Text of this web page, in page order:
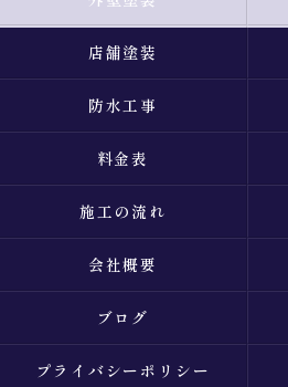
店舗塗装
防水工事
料金表
施工の流れ
会社概要
ブログ
プライバシーポリシー